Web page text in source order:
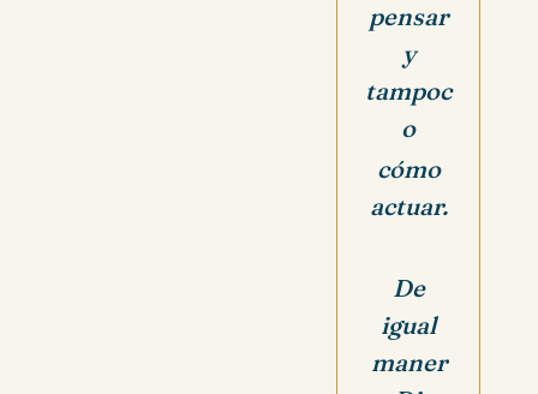
pensar
y
tampoc
o
cómo
actuar.
De
igual
maner